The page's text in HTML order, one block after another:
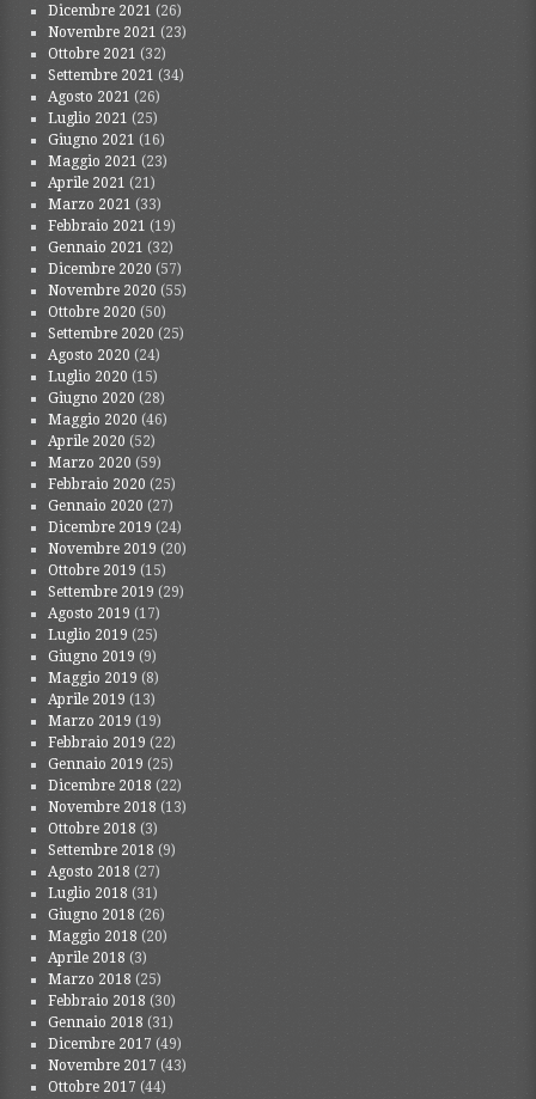
Dicembre 2021 (26)
Novembre 2021 (23)
Ottobre 2021 (32)
Settembre 2021 (34)
Agosto 2021 (26)
Luglio 2021 (25)
Giugno 2021 (16)
Maggio 2021 (23)
Aprile 2021 (21)
Marzo 2021 (33)
Febbraio 2021 (19)
Gennaio 2021 (32)
Dicembre 2020 (57)
Novembre 2020 (55)
Ottobre 2020 (50)
Settembre 2020 (25)
Agosto 2020 (24)
Luglio 2020 (15)
Giugno 2020 (28)
Maggio 2020 (46)
Aprile 2020 (52)
Marzo 2020 (59)
Febbraio 2020 (25)
Gennaio 2020 (27)
Dicembre 2019 (24)
Novembre 2019 (20)
Ottobre 2019 (15)
Settembre 2019 (29)
Agosto 2019 (17)
Luglio 2019 (25)
Giugno 2019 (9)
Maggio 2019 (8)
Aprile 2019 (13)
Marzo 2019 (19)
Febbraio 2019 (22)
Gennaio 2019 (25)
Dicembre 2018 (22)
Novembre 2018 (13)
Ottobre 2018 (3)
Settembre 2018 (9)
Agosto 2018 (27)
Luglio 2018 (31)
Giugno 2018 (26)
Maggio 2018 (20)
Aprile 2018 (3)
Marzo 2018 (25)
Febbraio 2018 (30)
Gennaio 2018 (31)
Dicembre 2017 (49)
Novembre 2017 (43)
Ottobre 2017 (44)